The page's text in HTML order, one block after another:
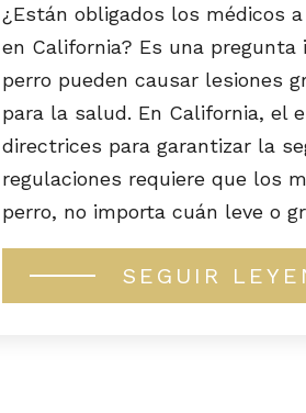
¿Están obligados los médicos
en California? Es una
perro pueden causar lesiones
para la salud. En California, el
directrices para garantizar la
regulaciones requiere que los
perro, no importa cuán leve o
SEGUIR